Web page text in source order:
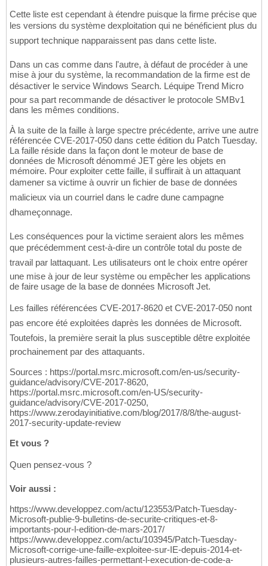
Cette liste est cependant à étendre puisque la firme précise que
les versions du système dexploitation qui ne bénéficient plus du
support technique napparaissent pas dans cette liste.
Dans un cas comme dans l'autre, à défaut de procéder à une
mise à jour du système, la recommandation de la firme est de
désactiver le service Windows Search. Léquipe Trend Micro
pour sa part recommande de désactiver le protocole SMBv1
dans les mêmes conditions.
À la suite de la faille à large spectre précédente, arrive une autre
référencée CVE-2017-050 dans cette édition du Patch Tuesday.
La faille réside dans la façon dont le moteur de base de
données de Microsoft dénommé JET gère les objets en
mémoire. Pour exploiter cette faille, il suffirait à un attaquant
damener sa victime à ouvrir un fichier de base de données
malicieux via un courriel dans le cadre dune campagne
dhameçonnage.
Les conséquences pour la victime seraient alors les mêmes
que précédemment cest-à-dire un contrôle total du poste de
travail par lattaquant. Les utilisateurs ont le choix entre opérer
une mise à jour de leur système ou empêcher les applications
de faire usage de la base de données Microsoft Jet.
Les failles référencées CVE-2017-8620 et CVE-2017-050 nont
pas encore été exploitées daprès les données de Microsoft.
Toutefois, la première serait la plus susceptible dêtre exploitée
prochainement par des attaquants.
Sources : https://portal.msrc.microsoft.com/en-us/security-
guidance/advisory/CVE-2017-8620,
https://portal.msrc.microsoft.com/en-US/security-
guidance/advisory/CVE-2017-0250,
https://www.zerodayinitiative.com/blog/2017/8/8/the-august-
2017-security-update-review
Et vous ?
Quen pensez-vous ?
Voir aussi :
https://www.developpez.com/actu/123553/Patch-Tuesday-
Microsoft-publie-9-bulletins-de-securite-critiques-et-8-
importants-pour-l-edition-de-mars-2017/
https://www.developpez.com/actu/103945/Patch-Tuesday-
Microsoft-corrige-une-faille-exploitee-sur-IE-depuis-2014-et-
plusieurs-autres-failles-permettant-l-execution-de-code-a-